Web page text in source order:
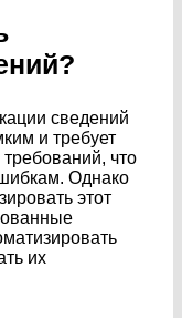
сведений
и требует
что
Однако
этот
их